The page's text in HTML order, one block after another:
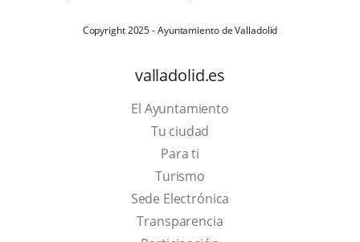
Copyright 2025 - Ayuntamiento de Valladolid
valladolid.es
El Ayuntamiento
Tu ciudad
Para ti
TurismoThis
link
will
Sede Electrónica
Transparencia